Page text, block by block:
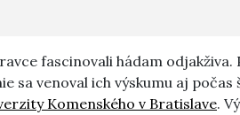
fascinovali hádam odjakživa.
sa venoval ich výskumu aj počas
Komenského v Bratislave.